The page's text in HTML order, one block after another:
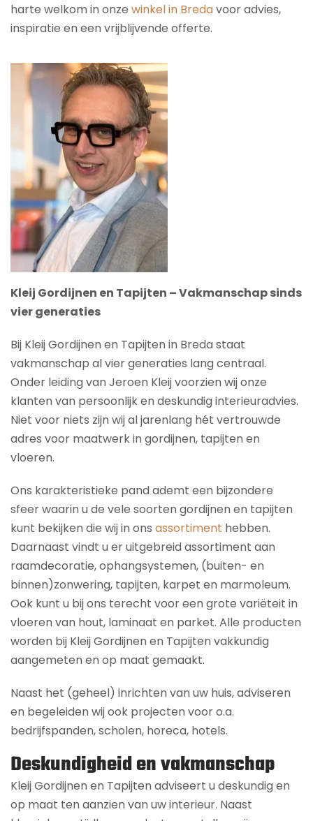
harte welkom in onze winkel in Bredavoor advies,
inspiratie en een vrijblijvende offerte.
Kleij Gordijnen en Tapijten – Vakmanschap sinds
vier generaties
Bij Kleij Gordijnen en Tapijten in Breda staat
vakmanschap al vier generaties lang centraal.
Onder leiding van Jeroen Kleij voorzien wij onze
klanten van persoonlijk en deskundig interieuradvies.
Niet voor niets zijn wij al jarenlang hét vertrouwde
adres voor maatwerk in gordijnen, tapijten en
vloeren.
Ons karakteristieke pand ademt een bijzondere
sfeer waarin u de vele soorten gordijnen en tapijten
kunt bekijken die wij in ons assortiment hebben.
Daarnaast vindt u er uitgebreid assortiment aan
raamdecoratie, ophangsystemen, (buiten- en
binnen)zonwering, tapijten, karpet en marmoleum.
Ook kunt u bij ons terecht voor een grote variëteit in
vloeren van hout, laminaat en parket. Alle producten
worden bij Kleij Gordijnen en Tapijten vakkundig
aangemeten en op maat gemaakt.
Naast het (geheel) inrichten van uw huis, adviseren
en begeleiden wij ook projecten voor o.a.
bedrijfspanden, scholen, horeca, hotels.
Deskundigheid en vakmanschap
Kleij Gordijnen en Tapijten adviseert u deskundig en
op maat ten aanzien van uw interieur. Naast